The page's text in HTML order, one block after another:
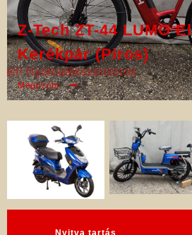
Z-Tech ZT-44 LUMO
Kerékpár (Piros)
2026-os Modell!
Megnzem.
Nyitva tartás